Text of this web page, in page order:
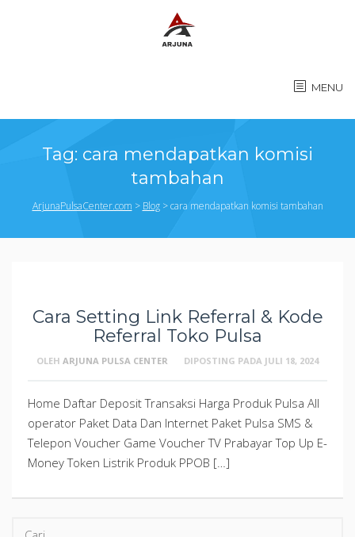
MENU
Tag: cara mendapatkan komisi
tambahan
ArjunaPulsaCenter.com > Blog>cara mendapatkan komisi tambahan
Cara Setting Link Referral & Kode
Referral Toko Pulsa
OLEH ARJUNA PULSA CENTER DIPOSTING PADA JULI 18, 2024
Home Daftar Deposit Transaksi Harga Produk Pulsa All
operator Paket Data Dan Internet Paket Pulsa SMS &
Telepon Voucher Game Voucher TV Prabayar Top Up E-
Money Token Listrik Produk PPOB […]